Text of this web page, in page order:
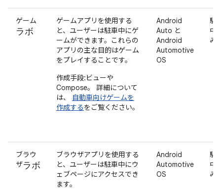
ゲーム
ラボ
ゲームアプリを使用する
と、ユーザーは駐車中にゲ
ームができます。これらの
アプリの主な目的はゲーム
をプレイすることです。
作成手段:ビューや
Compose。 詳細について
は、
自動車向けゲームを
作成するをご覧ください。
Android
Auto と
Android
Automotive
OS
駐
中
み
ブラウ
ザラボ
ブラウザアプリを使用する
と、ユーザーは駐車中にウ
ェブページにアクセスでき
ます。
Android
Automotive
OS
駐
中
み